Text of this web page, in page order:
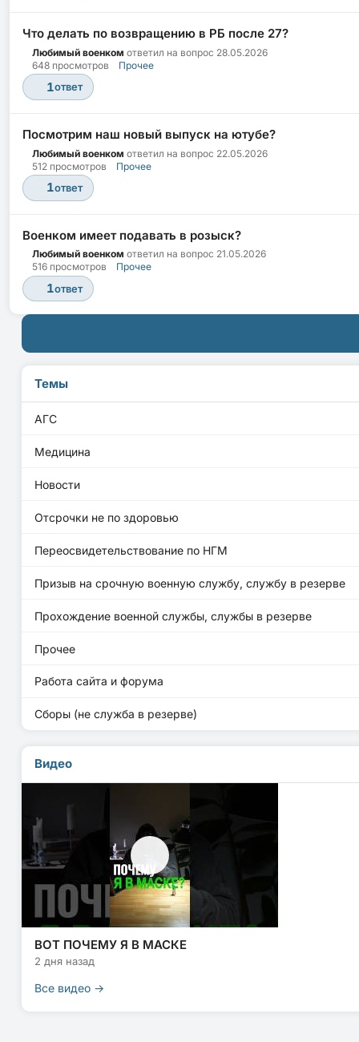
Что делать по возвращению в РБ после 27?
Любимый военком ответил на вопрос 28.05.2026
648 просмотров
Прочее
1ответ
Посмотрим наш новый выпуск на ютубе?
Любимый военком ответил на вопрос 22.05.2026
512 просмотров
Прочее
1ответ
Военком имеет подавать в розыск?
Любимый военком ответил на вопрос 21.05.2026
516 просмотров
Прочее
1ответ
Темы
АГС
Медицина
Новости
Отсрочки не по здоровью
Переосвидетельствование по НГМ
Призыв на срочную военную службу, службу в резерве
Прохождение военной службы, службы в резерве
Прочее
Работа сайта и форума
Сборы (не служба в резерве)
Видео
ВОТ ПОЧЕМУ Я В МАСКЕ
2 дня назад
Все видео →